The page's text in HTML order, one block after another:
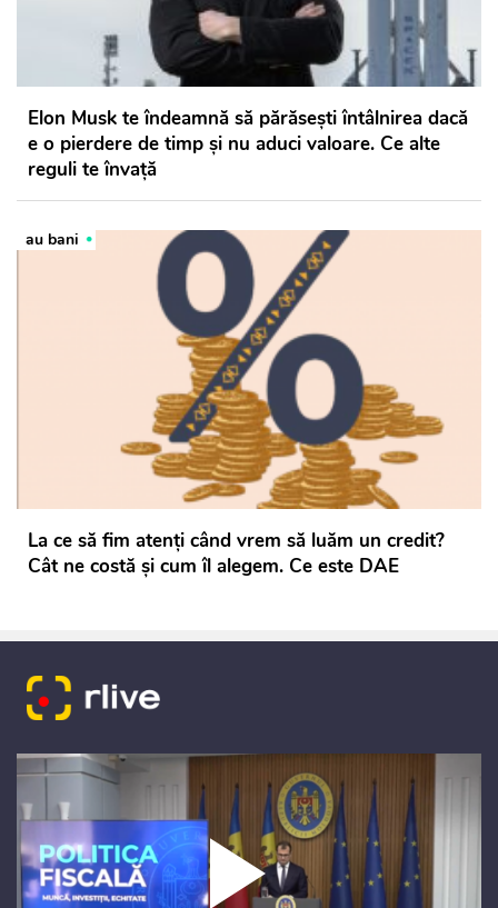
Elon Musk te îndeamnă să părăsești întâlnirea dacă
e o pierdere de timp și nu aduci valoare. Ce alte
reguli te învață
au bani
La ce să fim atenți când vrem să luăm un credit?
Cât ne costă și cum îl alegem. Ce este DAE